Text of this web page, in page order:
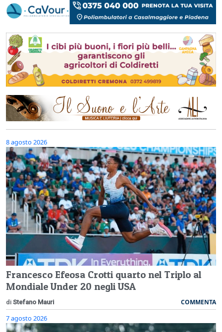
8 agosto 2026
Francesco Efeosa Crotti quarto nel Triplo al
Mondiale Under 20 negli USA
di Stefano Mauri COMMENTA
7 agosto 2026